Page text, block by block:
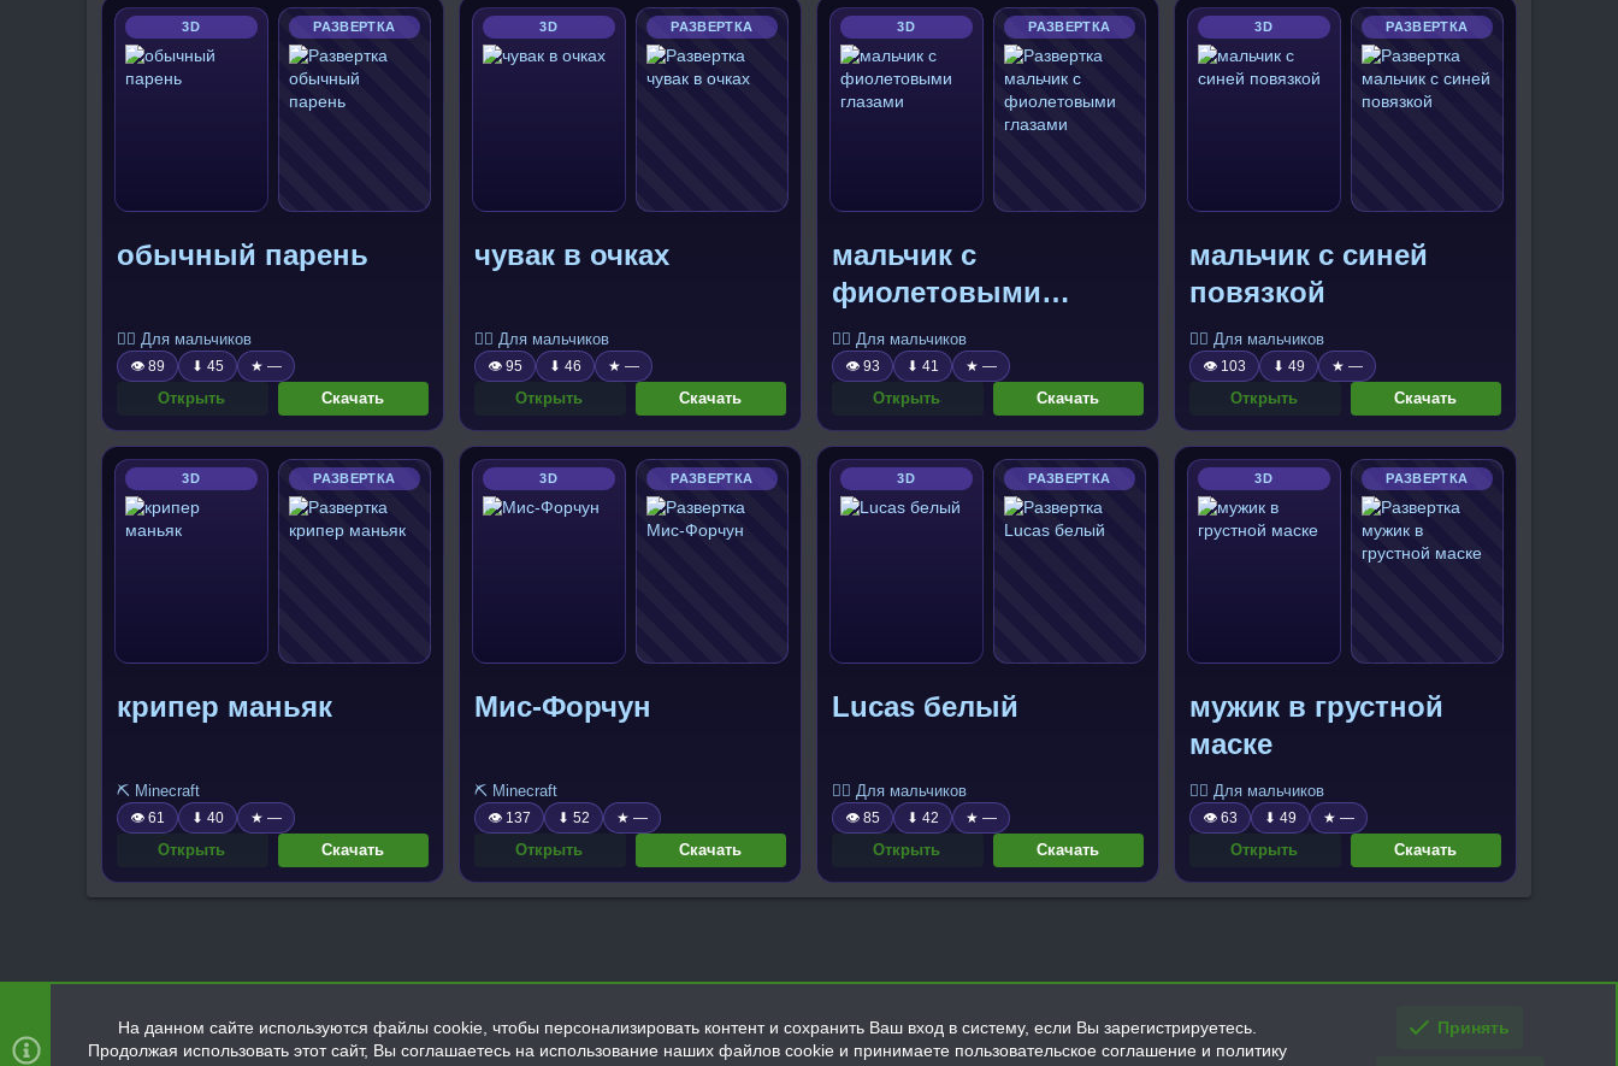
3D РАЗВЕРТКА
обычный парень
🧍‍♂️ Для мальчиков
👁 89 ⬇ 45 ★ —
Открыть Скачать
3D РАЗВЕРТКА
чувак в очках
🧍‍♂️ Для мальчиков
👁 95 ⬇ 46 ★ —
Открыть Скачать
3D РАЗВЕРТКА
мальчик с
фиолетовыми
глазами
🧍‍♂️ Для мальчиков
👁 93 ⬇ 41 ★ —
Открыть Скачать
3D РАЗВЕРТКА
мальчик с синей
повязкой
🧍‍♂️ Для мальчиков
👁 103 ⬇ 49 ★ —
Открыть Скачать
3D РАЗВЕРТКА
крипер маньяк
⛏️ Minecraft
👁 61 ⬇ 40 ★ —
Открыть Скачать
3D РАЗВЕРТКА
Мис-Форчун
⛏️ Minecraft
👁 137 ⬇ 52 ★ —
Открыть Скачать
3D РАЗВЕРТКА
Lucas белый
🧍‍♂️ Для мальчиков
👁 85 ⬇ 42 ★ —
Открыть Скачать
3D РАЗВЕРТКА
мужик в грустной
маске
🧍‍♂️ Для мальчиков
👁 63 ⬇ 49 ★ —
Открыть Скачать
На данном сайте используются файлы cookie, чтобы персонализировать контент и сохранить Ваш вход в систему, если Вы зарегистрируетесь.
Продолжая использовать этот сайт, Вы соглашаетесь на использование наших файлов cookie и принимаете пользовательское соглашение и политику
Принять